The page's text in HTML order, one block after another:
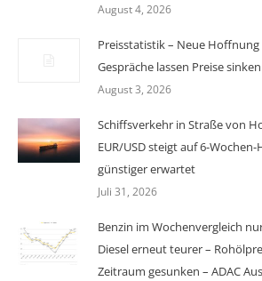
August 4, 2026
Preisstatistik – Neue Hoffnung
Gespräche lassen Preise sinken
August 3, 2026
Schiffsverkehr in Straße von
EUR/USD steigt auf 6-
günstiger erwartet
Juli 31, 2026
Benzin im Wochenvergleich
Diesel erneut teurer –
Zeitraum gesunken – ADAC